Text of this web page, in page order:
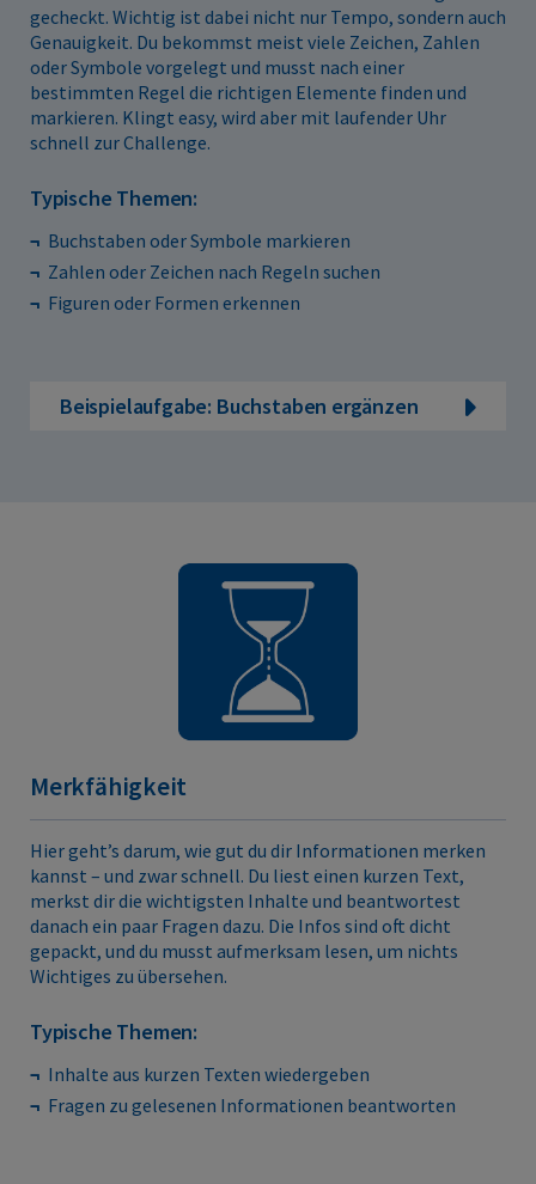
gecheckt. Wichtig ist dabei nicht nur Tempo, sondern auch
Genauigkeit. Du bekommst meist viele Zeichen, Zahlen
oder Symbole vorgelegt und musst nach einer
bestimmten Regel die richtigen Elemente finden und
markieren. Klingt easy, wird aber mit laufender Uhr
schnell zur Challenge.
Typische Themen:
Buchstaben oder Symbole markieren
Zahlen oder Zeichen nach Regeln suchen
Figuren oder Formen erkennen
Beispielaufgabe: Buchstaben ergänzen
Merkfähigkeit
Hier geht’s darum, wie gut du dir Informationen merken
kannst – und zwar schnell. Du liest einen kurzen Text,
merkst dir die wichtigsten Inhalte und beantwortest
danach ein paar Fragen dazu. Die Infos sind oft dicht
gepackt, und du musst aufmerksam lesen, um nichts
Wichtiges zu übersehen.
Typische Themen:
Inhalte aus kurzen Texten wiedergeben
Fragen zu gelesenen Informationen beantworten